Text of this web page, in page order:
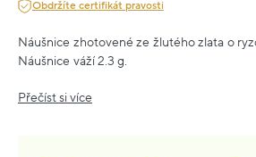
Obdržíte certifikát pravosti
Náušnice zhotovené ze žlutého zlata o
Náušnice váží 2.3 g.
Přečíst si více